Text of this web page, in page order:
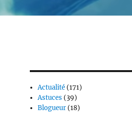
Actualité (171)
Astuces (39)
Blogueur (18)